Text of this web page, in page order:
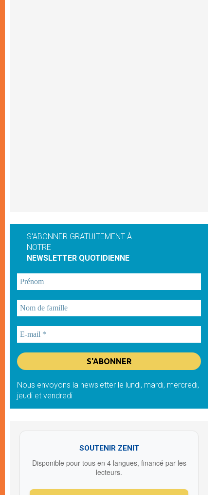
S'ABONNER GRATUITEMENT À
NOTRE
NEWSLETTER QUOTIDIENNE
Nous envoyons la newsletter le lundi, mardi, mercredi,
jeudi et vendredi
SOUTENIR ZENIT
Disponible pour tous en 4 langues, financé par les
lecteurs.